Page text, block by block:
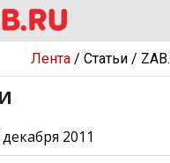
Лента/ Статьи/
2011